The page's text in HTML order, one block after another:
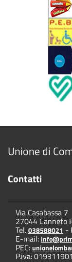
Unione di
Contatti
Via Casabassa 7
27044 Canneto
Tel.038588021 -
E-mail:
PEC:
P.iva: